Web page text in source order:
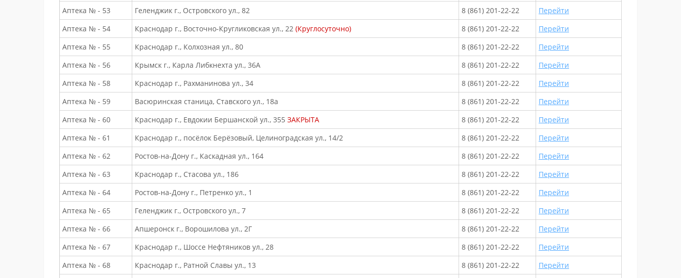
Аптека № - 53
Геленджик г., Островского ул., 82 8 (861) 201-22-22
Перейти
Аптека № - 54
Краснодар г., Восточно-Кругликовская ул., 22 (Круглосуточно) 8 (861) 201-22-22
Перейти
Аптека № - 55
Краснодар г., Колхозная ул., 80 8 (861) 201-22-22
Перейти
Аптека № - 56
Крымск г., Карла Либкнехта ул., 36А 8 (861) 201-22-22
Перейти
Аптека № - 58
Краснодар г., Рахманинова ул., 34 8 (861) 201-22-22
Перейти
Аптека № - 59
Васюринская станица, Ставского ул., 18а 8 (861) 201-22-22
Перейти
Аптека № - 60
Краснодар г., Евдокии Бершанской ул., 355 ЗАКРЫТА 8 (861) 201-22-22
Перейти
Аптека № - 61
Краснодар г., посёлок Берёзовый, Целиноградская ул., 14/2 8 (861) 201-22-22
Перейти
Аптека № - 62
Ростов-на-Дону г., Каскадная ул., 164 8 (861) 201-22-22
Перейти
Аптека № - 63
Краснодар г., Стасова ул., 186 8 (861) 201-22-22
Перейти
Аптека № - 64
Ростов-на-Дону г., Петренко ул., 1 8 (861) 201-22-22
Перейти
Аптека № - 65
Геленджик г., Островского ул., 7 8 (861) 201-22-22
Перейти
Аптека № - 66
Апшеронск г., Ворошилова ул., 2Г 8 (861) 201-22-22
Перейти
Аптека № - 67
Краснодар г., Шоссе Нефтяников ул., 28 8 (861) 201-22-22
Перейти
Аптека № - 68
Краснодар г., Ратной Славы ул., 13 8 (861) 201-22-22
Перейти